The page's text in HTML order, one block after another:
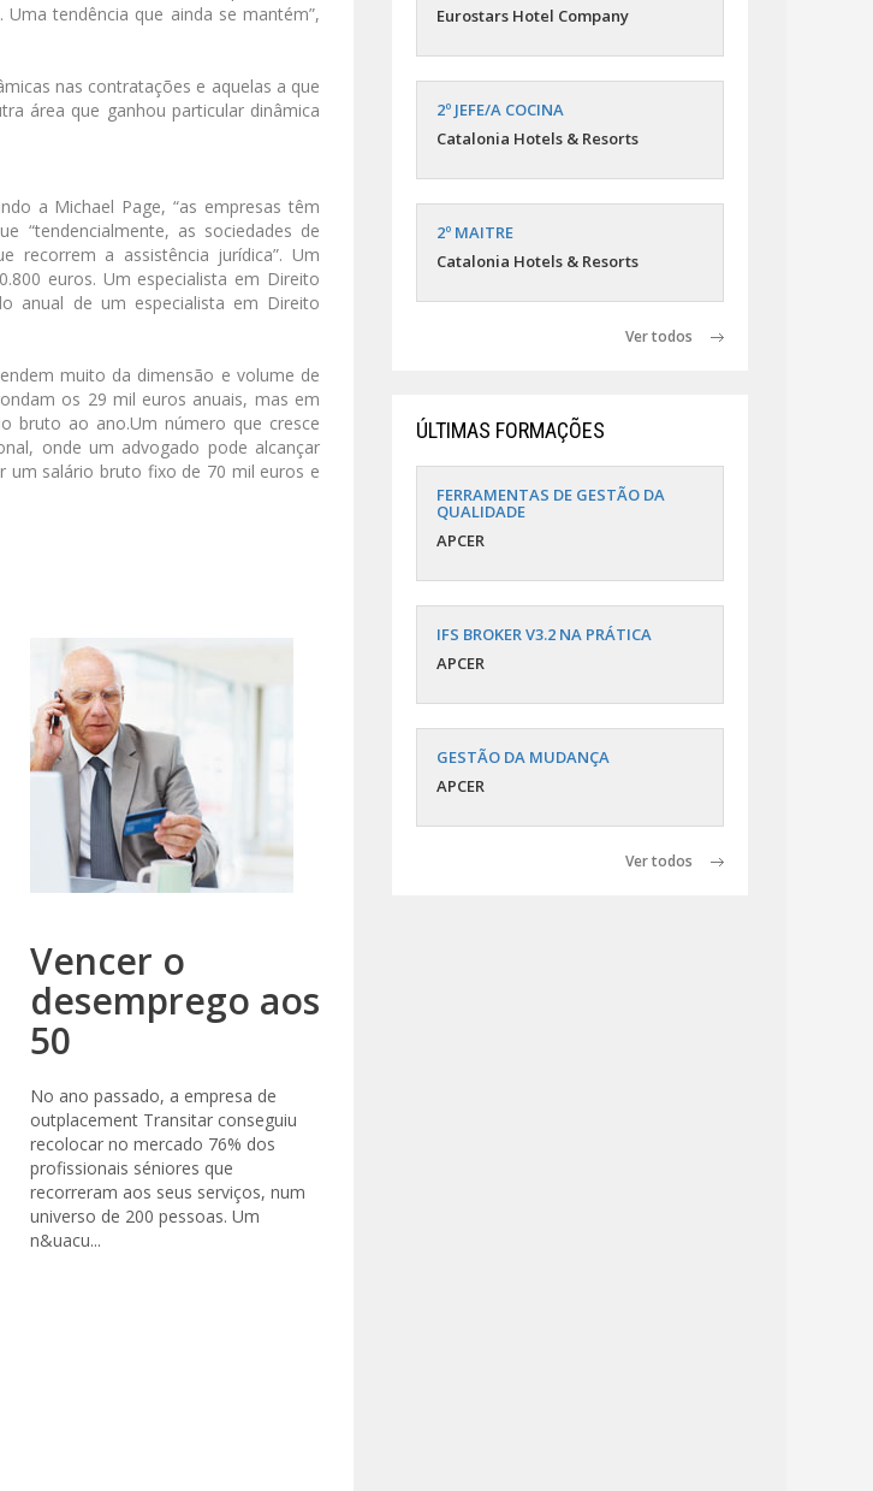
tendência que ainda se mantém”,
nas contratações e aquelas a que
área que ganhou particular dinâmica
a Michael Page, “as empresas têm
“tendencialmente, as sociedades de
recorrem a assistência jurídica”. Um
euros. Um especialista em Direito
anual de um especialista em Direito
muito da dimensão e volume de
os 29 mil euros anuais, mas em
bruto ao ano.Um número que cresce
onde um advogado pode alcançar
um salário bruto fixo de 70 mil euros e
Vencer o
desemprego aos
50
No ano passado, a empresa de
outplacement Transitar conseguiu
recolocar no mercado 76% dos
profissionais séniores que
recorreram aos seus serviços, num
universo de 200 pessoas. Um
n&uacu...
Eurostars Hotel Company
2º JEFE/A COCINA
Catalonia Hotels & Resorts
2º MAITRE
Catalonia Hotels & Resorts
Ver todos
ÚLTIMAS FORMAÇÕES
FERRAMENTAS DE GESTÃO DA
QUALIDADE
APCER
IFS BROKER V3.2 NA PRÁTICA
APCER
GESTÃO DA MUDANÇA
APCER
Ver todos